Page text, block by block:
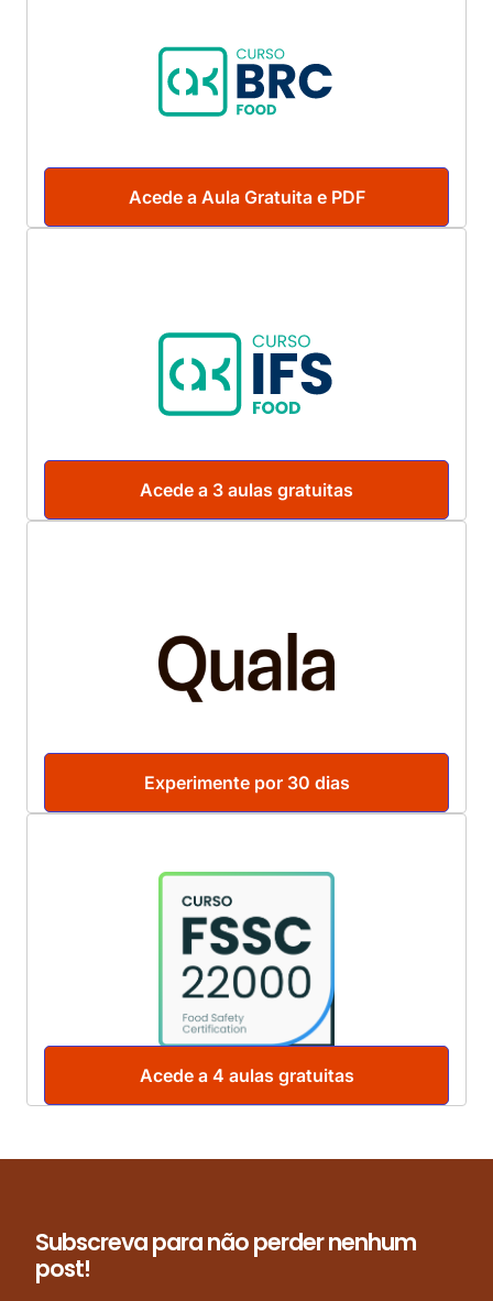
Acede a Aula Gratuita e PDF
Acede a 3 aulas gratuitas
Experimente por 30 dias
Acede a 4 aulas gratuitas
Subscreva para não perder nenhum
post!